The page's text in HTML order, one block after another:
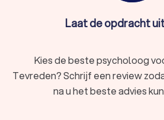
match en neem de eerste stap
gelukkiger leven.Laat de opdracht
Kies de beste psycholoog
Tevreden? Schrijf een review
na u het beste advies